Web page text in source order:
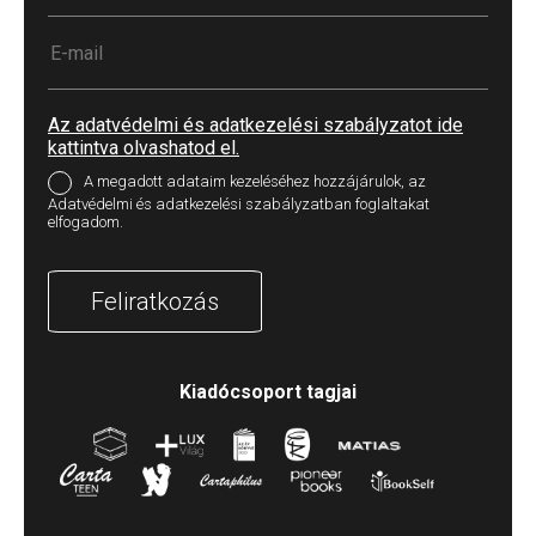
Az adatvédelmi és adatkezelési szabályzatot ide
kattintva olvashatod el.
A megadott adataim kezeléséhez hozzájárulok, az
Adatvédelmi és adatkezelési szabályzatban foglaltakat
elfogadom.
Feliratkozás
Kiadócsoport tagjai